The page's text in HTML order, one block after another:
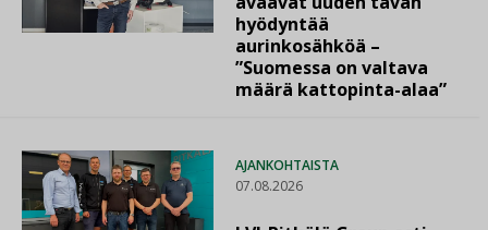
hyödyntää
aurinkosähköä –
”Suomessa on valtava
määrä kattopinta-alaa”
AJANKOHTAISTA
07.08.2026